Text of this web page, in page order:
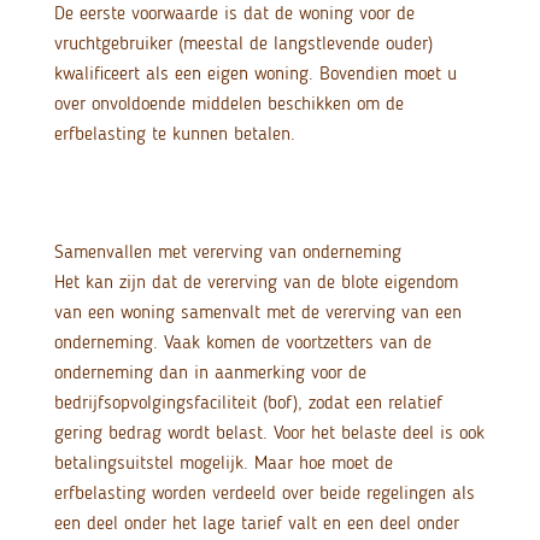
De eerste voorwaarde is dat de woning voor de
vruchtgebruiker (meestal de langstlevende ouder)
kwalificeert als een eigen woning. Bovendien moet u
over onvoldoende middelen beschikken om de
erfbelasting te kunnen betalen.
Samenvallen met vererving van onderneming
Het kan zijn dat de vererving van de blote eigendom
van een woning samenvalt met de vererving van een
onderneming. Vaak komen de voortzetters van de
onderneming dan in aanmerking voor de
bedrijfsopvolgingsfaciliteit (bof), zodat een relatief
gering bedrag wordt belast. Voor het belaste deel is ook
betalingsuitstel mogelijk. Maar hoe moet de
erfbelasting worden verdeeld over beide regelingen als
een deel onder het lage tarief valt en een deel onder